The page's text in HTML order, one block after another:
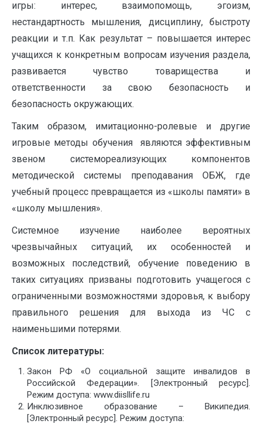
игры: интерес, взаимопомощь, эгоизм,
нестандартность мышления, дисциплину, быстроту
реакции и т.п. Как результат – повышается интерес
учащихся к конкретным вопросам изучения раздела,
развивается чувство товарищества и
ответственности за свою безопасность и
безопасность окружающих.
Таким образом, имитационно-ролевые и другие
игровые методы обучения являются эффективным
звеном системореализующих компонентов
методической системы преподавания ОБЖ, где
учебный процесс превращается из «школы памяти» в
«школу мышления».
Системное изучение наиболее вероятных
чрезвычайных ситуаций, их особенностей и
возможных последствий, обучение поведению в
таких ситуациях призваны подготовить учащегося с
ограниченными возможностями здоровья, к выбору
правильного решения для выхода из ЧС с
наименьшими потерями.
Список литературы:
Закон РФ «О социальной защите инвалидов в
Российской Федерации». [Электронный ресурс].
Режим доступа: www.diisllife.ru
Инклюзивное образование – Википедия.
[Электронный ресурс]. Режим доступа: